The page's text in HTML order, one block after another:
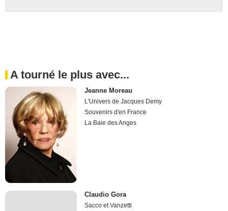
A tourné le plus avec...
Jeanne Moreau
L'Univers de Jacques Demy
Souvenirs d'en France
La Baie des Anges
Claudio Gora
Sacco et Vanzetti